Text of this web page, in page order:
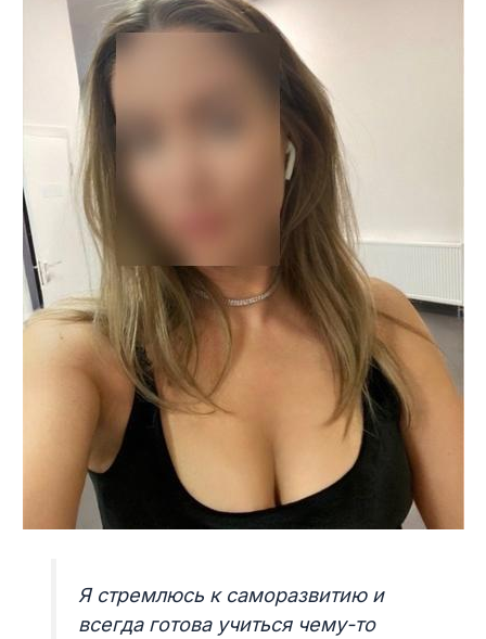
Я стремлюсь к саморазвитию и
всегда готова учиться чему-то